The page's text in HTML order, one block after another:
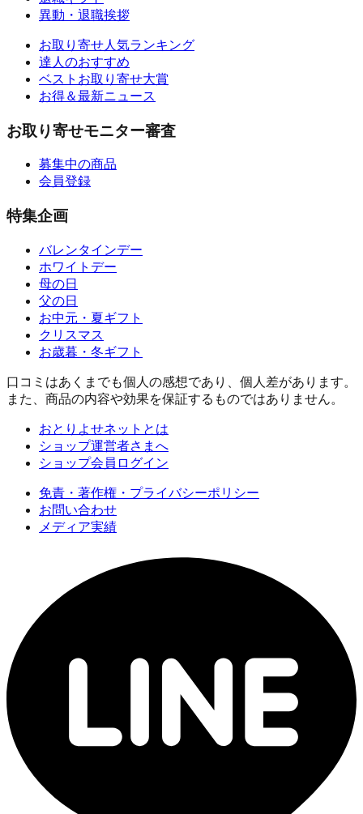
異動・退職挨拶
お取り寄せ人気ランキング
達人のおすすめ
ベストお取り寄せ大賞
お得＆最新ニュース
お取り寄せモニター審査
募集中の商品
会員登録
特集企画
バレンタインデー
ホワイトデー
母の日
父の日
お中元・夏ギフト
クリスマス
お歳暮・冬ギフト
口コミはあくまでも個人の感想であり、個人差があります。
また、商品の内容や効果を保証するものではありません。
おとりよせネットとは
ショップ運営者さまへ
ショップ会員ログイン
免責・著作権・プライバシーポリシー
お問い合わせ
メディア実績